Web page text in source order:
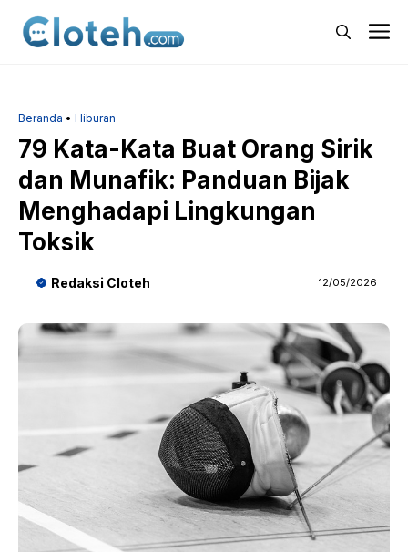
Beranda • Hiburan
79 Kata-Kata Buat Orang Sirik
dan Munafik: Panduan Bijak
Menghadapi Lingkungan
Toksik
Redaksi Cloteh 12/05/2026